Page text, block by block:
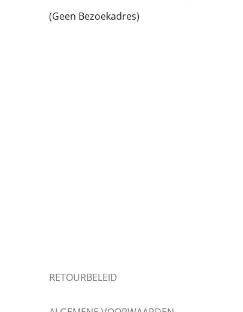
(Geen Bezoekadres)
RETOURBELEID